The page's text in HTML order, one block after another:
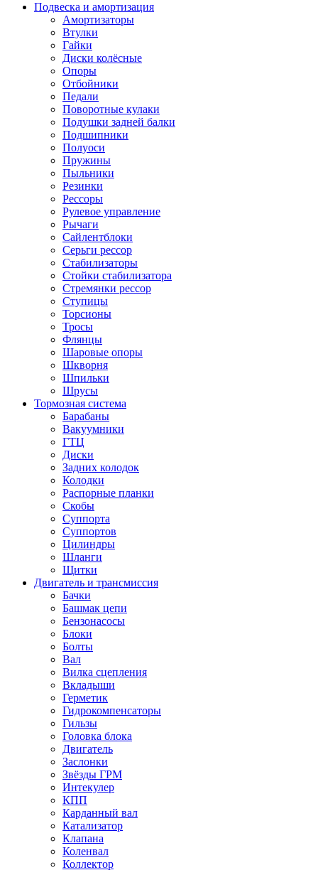
Подвеска и амортизация
Амортизаторы
Втулки
Гайки
Диски колёсные
Опоры
Отбойники
Педали
Поворотные кулаки
Подушки задней балки
Подшипники
Полуоси
Пружины
Пыльники
Резинки
Рессоры
Рулевое управление
Рычаги
Сайлентблоки
Серьги рессор
Стабилизаторы
Стойки стабилизатора
Стремянки рессор
Ступицы
Торсионы
Тросы
Флянцы
Шаровые опоры
Шкворня
Шпильки
Шрусы
Тормозная система
Барабаны
Вакуумники
ГТЦ
Диски
Задних колодок
Колодки
Распорные планки
Скобы
Суппорта
Суппортов
Цилиндры
Шланги
Щитки
Двигатель и трансмиссия
Бачки
Башмак цепи
Бензонасосы
Блоки
Болты
Вал
Вилка сцепления
Вкладыши
Герметик
Гидрокомпенсаторы
Гильзы
Головка блока
Двигатель
Заслонки
Звёзды ГРМ
Интекулер
КПП
Карданный вал
Катализатор
Клапана
Коленвал
Коллектор